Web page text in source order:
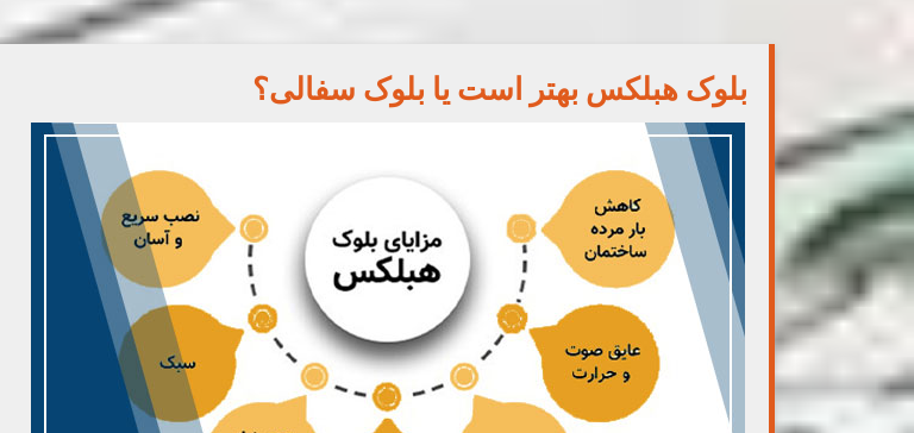
بلوک هبلکس بهتر است یا بلوک سفالی؟